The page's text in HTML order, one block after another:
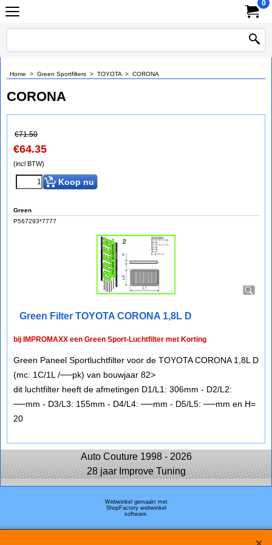
0
Home > Green Sportfilters > TOYOTA > CORONA
CORONA
€71.50
€64.35
(incl BTW)
Koop nu
Green
P567293*7777
Green Filter TOYOTA CORONA 1,8L D
bij IMPROMAXX een Green Sport-Luchtfilter met Korting
Green Paneel Sportluchtfilter voor de TOYOTA CORONA 1,8L D
(mc: 1C/1L /──pk) van bouwjaar 82>
dit luchtfilter heeft de afmetingen D1/L1: 306mm - D2/L2:
──mm - D3/L3: 155mm - D4/L4: ──mm - D5/L5: ──mm en H=
20
Auto Couture 1998 - 2026
28 jaar Improve Tuning
Webwinkel gemaakt met
ShopFactory webwinkel
software.